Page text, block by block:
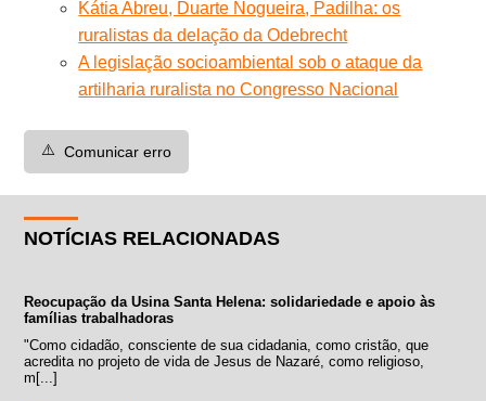
Kátia Abreu, Duarte Nogueira, Padilha: os
ruralistas da delação da Odebrecht
A legislação socioambiental sob o ataque da
artilharia ruralista no Congresso Nacional
⚠️ Comunicar erro
NOTÍCIAS RELACIONADAS
Reocupação da Usina Santa Helena: solidariedade e apoio às
famílias trabalhadoras
"Como cidadão, consciente de sua cidadania, como cristão, que
acredita no projeto de vida de Jesus de Nazaré, como religioso,
m[...]